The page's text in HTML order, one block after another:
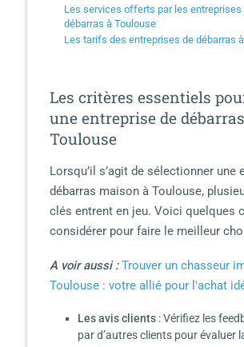
Les services offerts par les entreprises
débarras à Toulouse
Les tarifs des entreprises de débarras
Les critères essentiels
une entreprise de
Toulouse
Lorsqu’il s’agit de sélectionner une
débarras maison à Toulouse,
clés entrent en jeu. Voici quelques
considérer pour faire le meilleur
A voir aussi : Trouver un chasseur
Toulouse : votre allié pour l'achat
Les avis clients: Vérifiez les
par d’autres clients pour évaluer